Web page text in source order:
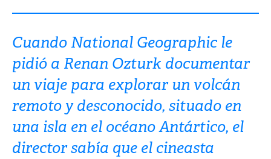
Russia Singapore
South Africa Spain
Sweden Chinese Taipei
Turkey UAE
Cuando National Geographic le
pidió a Renan Ozturk documentar
un viaje para explorar un volcán
remoto y desconocido, situado en
una isla en el océano Antártico, el
director sabía que el cineasta